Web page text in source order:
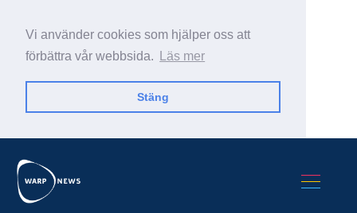
Vi använder cookies som hjälper oss att
förbättra vår webbsida.
Läs mer
Stäng